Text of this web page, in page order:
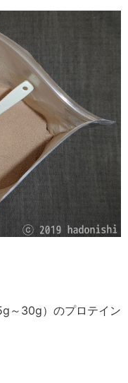
～30g）のプロテイン